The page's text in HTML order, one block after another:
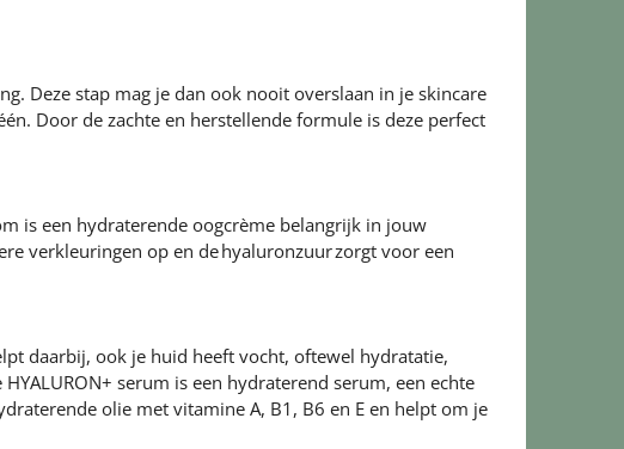
Deze stap mag je dan ook nooit overslaan in je skincare
Door de zachte en herstellende formule is deze perfect
is een hydraterende oogcrème belangrijk in jouw
verkleuringen op en de hyaluronzuur zorgt voor een
daarbij, ook je huid heeft vocht, oftewel hydratatie,
serum is een hydraterend serum, een echte
olie met vitamine A, B1, B6 en E en helpt om je